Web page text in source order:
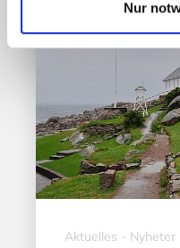
Nur
Aktuelles - Nyheter